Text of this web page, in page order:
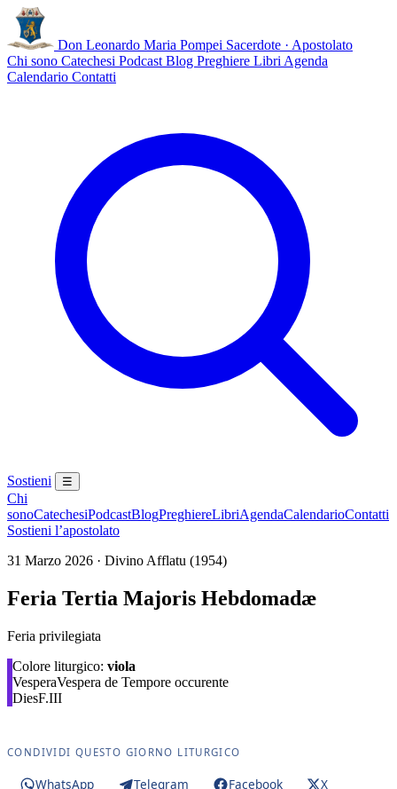
Don Leonardo Maria Pompei Sacerdote · Apostolato
Chi sono Catechesi Podcast Blog Preghiere Libri Agenda
Calendario Contatti
Sostieni ☰
Chi
sonoCatechesiPodcastBlogPreghiereLibriAgendaCalendarioContatti
Sostieni l’apostolato
31 Marzo 2026 · Divino Afflatu (1954)
Feria Tertia Majoris Hebdomadæ
Feria privilegiata
Colore liturgico: viola
VesperaVespera de Tempore occurente
DiesF.III
CONDIVIDI QUESTO GIORNO LITURGICO
WhatsApp Telegram Facebook
X